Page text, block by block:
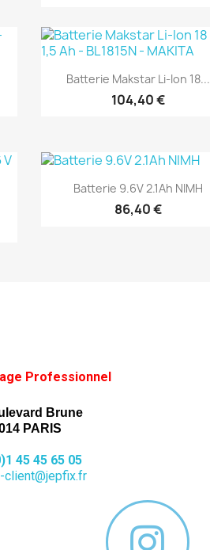
Aperçu rapide
Batterie Makstar Li-Ion 18...
104,40 €
(1)
Aperçu rapide
Batterie 9.6V 2.1Ah NIMH
86,40 €
(1)
Professionnel
Brune
PARIS
45 45 65 05
client@jepfix.fr